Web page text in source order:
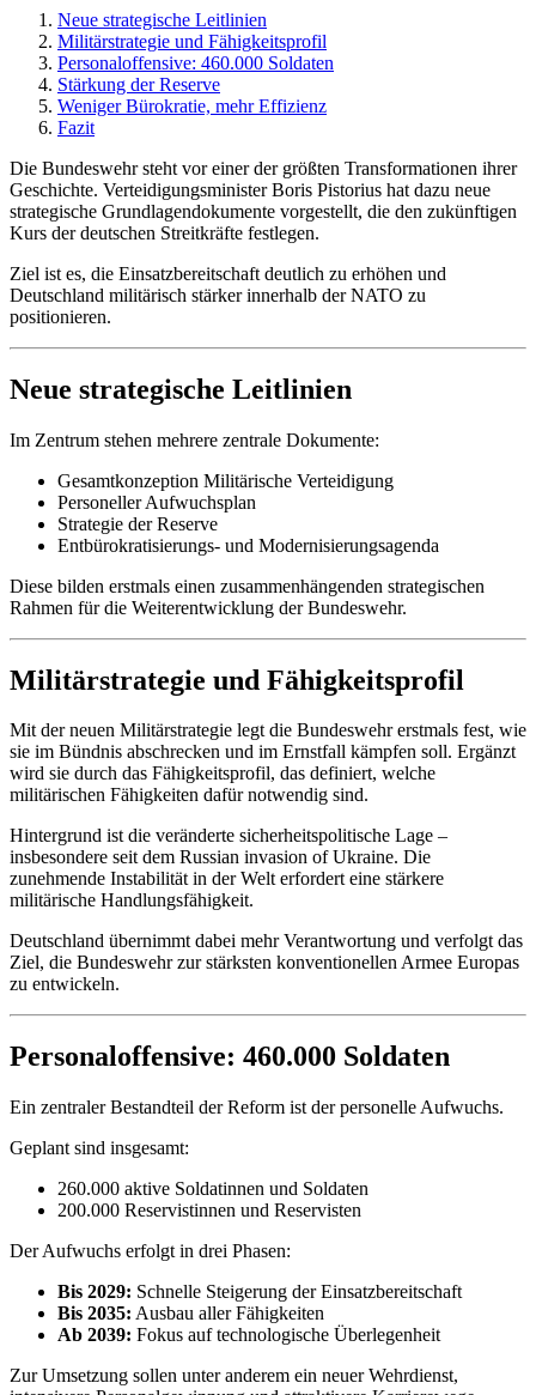
Neue strategische Leitlinien
Militärstrategie und Fähigkeitsprofil
Personaloffensive: 460.000 Soldaten
Stärkung der Reserve
Weniger Bürokratie, mehr Effizienz
Fazit
Die Bundeswehr steht vor einer der größten Transformationen ihrer
Geschichte. Verteidigungsminister Boris Pistorius hat dazu neue
strategische Grundlagendokumente vorgestellt, die den zukünftigen
Kurs der deutschen Streitkräfte festlegen.
Ziel ist es, die Einsatzbereitschaft deutlich zu erhöhen und
Deutschland militärisch stärker innerhalb der NATO zu
positionieren.
Neue strategische Leitlinien
Im Zentrum stehen mehrere zentrale Dokumente:
Gesamtkonzeption Militärische Verteidigung
Personeller Aufwuchsplan
Strategie der Reserve
Entbürokratisierungs- und Modernisierungsagenda
Diese bilden erstmals einen zusammenhängenden strategischen
Rahmen für die Weiterentwicklung der Bundeswehr.
Militärstrategie und Fähigkeitsprofil
Mit der neuen Militärstrategie legt die Bundeswehr erstmals fest, wie
sie im Bündnis abschrecken und im Ernstfall kämpfen soll. Ergänzt
wird sie durch das Fähigkeitsprofil, das definiert, welche
militärischen Fähigkeiten dafür notwendig sind.
Hintergrund ist die veränderte sicherheitspolitische Lage –
insbesondere seit dem Russian invasion of Ukraine. Die
zunehmende Instabilität in der Welt erfordert eine stärkere
militärische Handlungsfähigkeit.
Deutschland übernimmt dabei mehr Verantwortung und verfolgt das
Ziel, die Bundeswehr zur stärksten konventionellen Armee Europas
zu entwickeln.
Personaloffensive: 460.000 Soldaten
Ein zentraler Bestandteil der Reform ist der personelle Aufwuchs.
Geplant sind insgesamt:
260.000 aktive Soldatinnen und Soldaten
200.000 Reservistinnen und Reservisten
Der Aufwuchs erfolgt in drei Phasen:
Bis 2029: Schnelle Steigerung der Einsatzbereitschaft
Bis 2035: Ausbau aller Fähigkeiten
Ab 2039: Fokus auf technologische Überlegenheit
Zur Umsetzung sollen unter anderem ein neuer Wehrdienst,